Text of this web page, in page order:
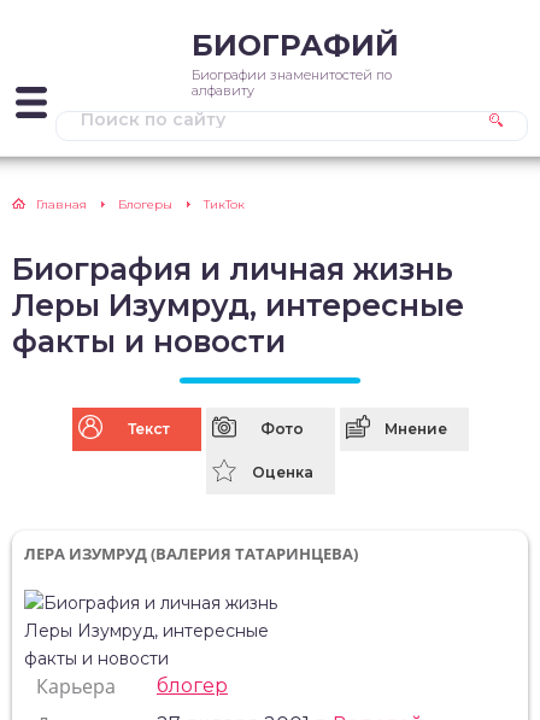
БИОГРАФИЙ
Биографии знаменитостей по
алфавиту
Главная Блогеры ТикТок
Биография и личная жизнь
Леры Изумруд, интересные
факты и новости
Текст Фото Мнение
Оценка
ЛЕРА ИЗУМРУД (ВАЛЕРИЯ ТАТАРИНЦЕВА)
Карьера блогер